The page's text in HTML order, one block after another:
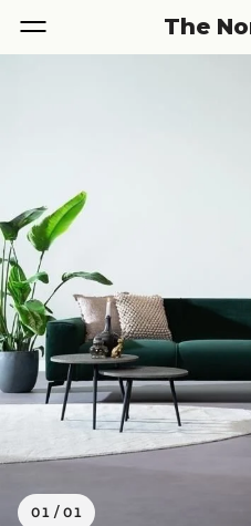
The
01 /01